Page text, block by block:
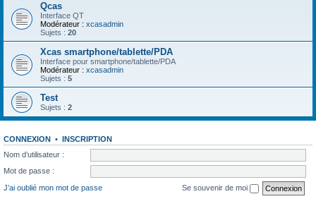
Qcas
Interface QT
Modérateur : xcasadmin
Sujets : 20
Xcas smartphone/tablette/PDA
Interface pour smartphone/tablette/PDA
Modérateur : xcasadmin
Sujets : 5
Test
Sujets : 2
CONNEXION • INSCRIPTION
Nom d’utilisateur :
Mot de passe :
J’ai oublié mon mot de passe
Se souvenir de moi